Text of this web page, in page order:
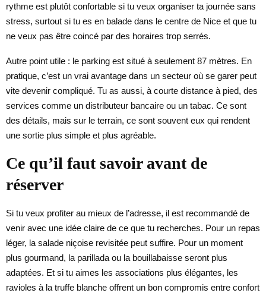
rythme est plutôt confortable si tu veux organiser ta journée sans
stress, surtout si tu es en balade dans le centre de Nice et que tu
ne veux pas être coincé par des horaires trop serrés.
Autre point utile : le parking est situé à seulement 87 mètres. En
pratique, c’est un vrai avantage dans un secteur où se garer peut
vite devenir compliqué. Tu as aussi, à courte distance à pied, des
services comme un distributeur bancaire ou un tabac. Ce sont
des détails, mais sur le terrain, ce sont souvent eux qui rendent
une sortie plus simple et plus agréable.
Ce qu’il faut savoir avant de
réserver
Si tu veux profiter au mieux de l’adresse, il est recommandé de
venir avec une idée claire de ce que tu recherches. Pour un repas
léger, la salade niçoise revisitée peut suffire. Pour un moment
plus gourmand, la parillada ou la bouillabaisse seront plus
adaptées. Et si tu aimes les associations plus élégantes, les
ravioles à la truffe blanche offrent un bon compromis entre confort